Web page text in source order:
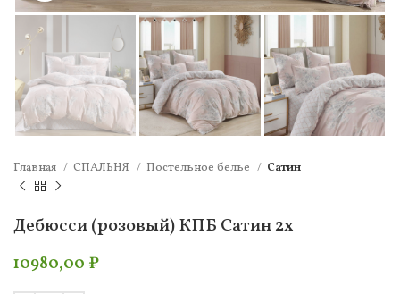
Главная СПАЛЬНЯ Постельное белье Сатин
Дебюсси (розовый) КПБ Сатин 2х
10980,00 ₽